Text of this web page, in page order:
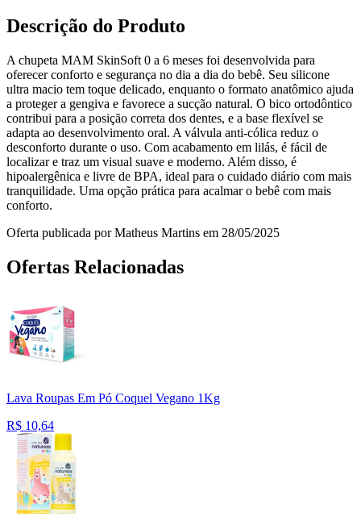
Descrição do Produto
A chupeta MAM SkinSoft 0 a 6 meses foi desenvolvida para
oferecer conforto e segurança no dia a dia do bebê. Seu silicone
ultra macio tem toque delicado, enquanto o formato anatômico ajuda
a proteger a gengiva e favorece a sucção natural. O bico ortodôntico
contribui para a posição correta dos dentes, e a base flexível se
adapta ao desenvolvimento oral. A válvula anti-cólica reduz o
desconforto durante o uso. Com acabamento em lilás, é fácil de
localizar e traz um visual suave e moderno. Além disso, é
hipoalergênica e livre de BPA, ideal para o cuidado diário com mais
tranquilidade. Uma opção prática para acalmar o bebê com mais
conforto.
Oferta publicada por Matheus Martins em 28/05/2025
Ofertas Relacionadas
Lava Roupas Em Pó Coquel Vegano 1Kg
R$ 10,64